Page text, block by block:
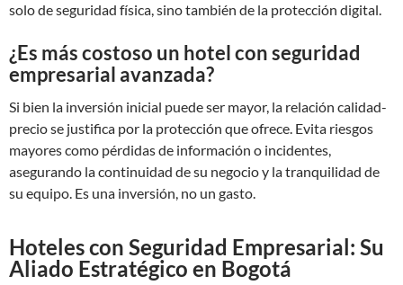
solo de seguridad física, sino también de la protección digital.
¿Es más costoso un hotel con seguridad
empresarial avanzada?
Si bien la inversión inicial puede ser mayor, la relación calidad-
precio se justifica por la protección que ofrece. Evita riesgos
mayores como pérdidas de información o incidentes,
asegurando la continuidad de su negocio y la tranquilidad de
su equipo. Es una inversión, no un gasto.
Hoteles con Seguridad Empresarial: Su
Aliado Estratégico en Bogotá